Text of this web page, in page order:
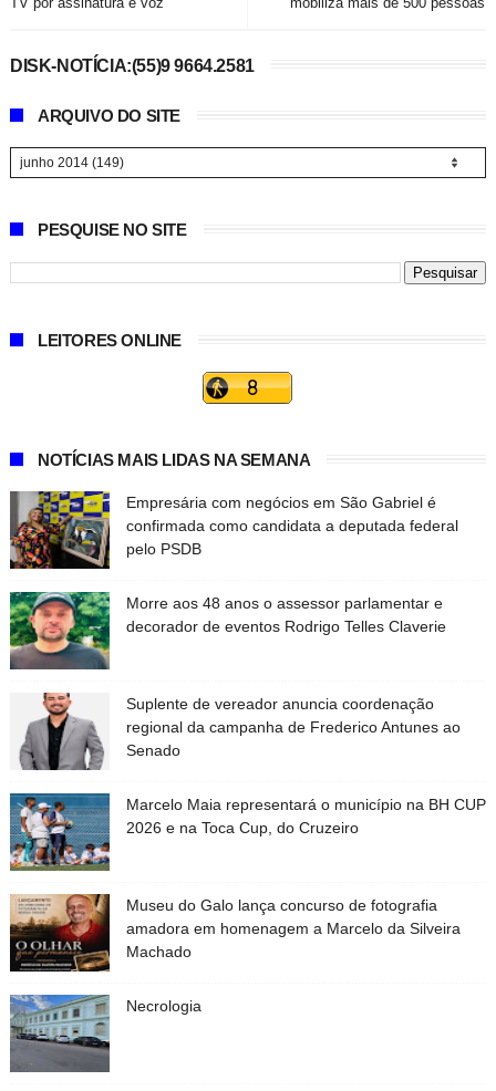
DISK-NOTÍCIA:(55)9 9664.2581
ARQUIVO DO SITE
PESQUISE NO SITE
LEITORES ONLINE
NOTÍCIAS MAIS LIDAS NA SEMANA
Empresária com negócios em São Gabriel é
confirmada como candidata a deputada federal
pelo PSDB
Morre aos 48 anos o assessor parlamentar e
decorador de eventos Rodrigo Telles Claverie
Suplente de vereador anuncia coordenação
regional da campanha de Frederico Antunes ao
Senado
Marcelo Maia representará o município na BH CUP
2026 e na Toca Cup, do Cruzeiro
Museu do Galo lança concurso de fotografia
amadora em homenagem a Marcelo da Silveira
Machado
Necrologia